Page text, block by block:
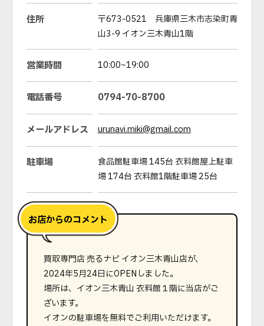
住所
〒673-0521 兵庫県三木市志染町青
山3-9 イオン三木青山1階
営業時間 10:00~19:00
電話番号 0794-70-8700
メールアドレス urunavi.miki@gmail.com
駐車場
食品館駐車場 145台 衣料館屋上駐車
場 174台 衣料館1階駐車場 25台
買取専門店 売るナビ イオン三木青山店が、
2024年5月24日にOPENしました。
場所は、イオン三木青山 衣料館１階に当店がご
ざいます。
イオンの駐車場を無料でご利用いただけます。